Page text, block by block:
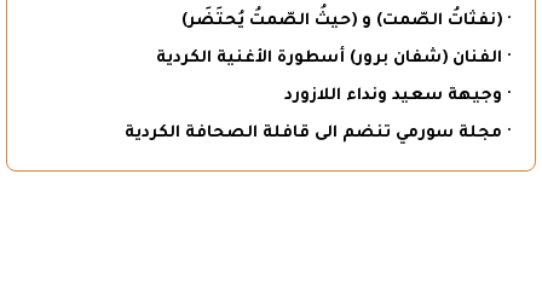
· (نفثاتُ الصّمت) و (حيثُ الصّمتُ يُحتَضَر)
· الفنان (شفان برور) أسطورة الأغنية الكردية
· وجيهة سعيد ونداء اللازورد
· مجلة سورمي تنضم الى قافلة الصحافة الكردية